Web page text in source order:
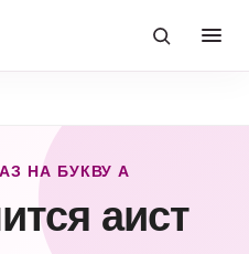
НА БУКВУ А
аист